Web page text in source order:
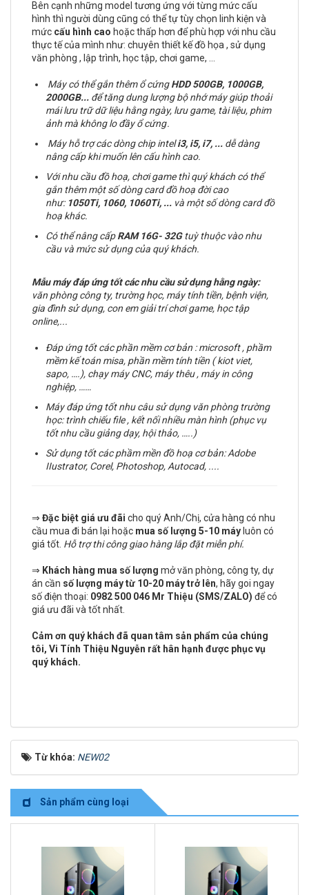
Bên cạnh những model tương ứng với từng mức cấu
hình thì người dùng cũng có thể tự tùy chọn linh kiện và
mức cấu hình cao hoặc thấp hơn để phù hợp với nhu cầu
thực tế của mình như: chuyên thiết kế đồ họa , sử dụng
văn phòng , lập trình, học tập, chơi game, ...
Máy có thể gắn thêm ổ cứngHDD 500GB, 1000GB,
2000GB... để tăng dung lượng bộ nhớ máy giúp thoải
mái lưu trữ dữ liệu hằng ngày, lưu game, tài liệu, phim
ảnh mà không lo đầy ổ cứng .
Máy hỗ trợ các dòng chip inteli3, i5, i7, ... dễ dàng
nâng cấp khi muốn lên cấu hình cao.
Với nhu cầu đồ hoạ, chơi game thì quý khách có thể
gắn thêm một số dòng card đồ hoạ đời cao
như: 1050Ti, 1060, 1060Ti, ... và một số dòng card đồ
hoạ khác.
Có thể nâng cấpRAM 16G- 32Gtuỳ thuộc vào nhu
cầu và mức sử dụng của quý khách.
Mẫu máy đáp ứng tốt các nhu cầu sử dụng hằng ngày:
văn phòng công ty, trường học, máy tính tiền, bệnh viện,
gia đình sử dụng, con em giải trí chơi game, học tập
online,...
Đáp ứng tốt các phần mềm cơ bản : microsoft , phầm
mềm kế toán misa, phần mềm tính tiền ( kiot viet,
sapo, ….), chạy máy CNC, máy thêu , máy in công
nghiệp, ……
Máy đáp ứng tốt nhu câu sử dụng văn phòng trường
học: trình chiếu file , kết nối nhiều màn hình (phục vụ
tốt nhu cầu giảng dạy, hội thảo, …..)
Sử dụng tốt các phầm mền đồ hoạ cơ bản:Adobe
IIustrator, Corel, Photoshop, Autocad, ....
⇒ Đặc biệt giá ưu đãi cho quý Anh/Chị, cửa hàng có nhu
cầu mua đi bán lại hoặc mua số lượng 5-10 máy luôn có
giá tốt. Hỗ trợ thi công giao hàng lắp đặt miễn phí.
⇒ Khách hàng mua số lượng mở văn phòng, công ty, dự
án cần số lượng máy từ 10-20 máy trở lên, hãy goi ngay
số điện thoại: 0982 500 046 Mr Thiệu (SMS/ZALO) để có
giá ưu đãi và tốt nhất.
Cảm ơn quý khách đã quan tâm sản phẩm của chúng
tôi, Vi Tính Thiệu Nguyễn rất hân hạnh được phục vụ
quý khách.
Từ khóa: NEW02
Sản phẩm cùng loại